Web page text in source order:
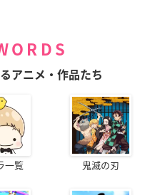
アニメ・作品たち
一覧 鬼滅の刃